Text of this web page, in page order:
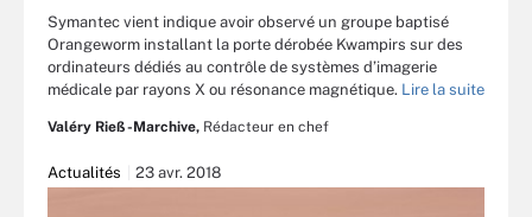
Symantec vient indique avoir observé un groupe baptisé
Orangeworm installant la porte dérobée Kwampirs sur des
ordinateurs dédiés au contrôle de systèmes d’imagerie
médicale par rayons X ou résonance magnétique. Lire la suite
Valéry Rieß-Marchive, Rédacteur en chef
Actualités 23 avr. 2018